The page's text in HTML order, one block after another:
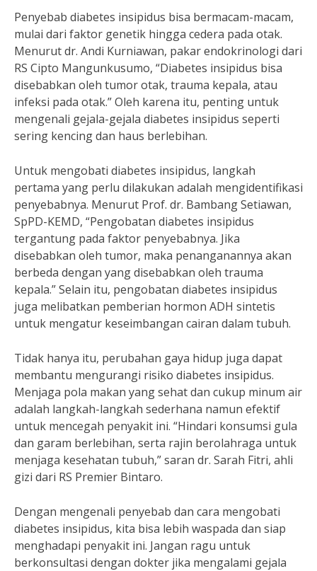
Penyebab diabetes insipidus bisa bermacam-macam,
mulai dari faktor genetik hingga cedera pada otak.
Menurut dr. Andi Kurniawan, pakar endokrinologi dari
RS Cipto Mangunkusumo, “Diabetes insipidus bisa
disebabkan oleh tumor otak, trauma kepala, atau
infeksi pada otak.” Oleh karena itu, penting untuk
mengenali gejala-gejala diabetes insipidus seperti
sering kencing dan haus berlebihan.
Untuk mengobati diabetes insipidus, langkah
pertama yang perlu dilakukan adalah mengidentifikasi
penyebabnya. Menurut Prof. dr. Bambang Setiawan,
SpPD-KEMD, “Pengobatan diabetes insipidus
tergantung pada faktor penyebabnya. Jika
disebabkan oleh tumor, maka penanganannya akan
berbeda dengan yang disebabkan oleh trauma
kepala.” Selain itu, pengobatan diabetes insipidus
juga melibatkan pemberian hormon ADH sintetis
untuk mengatur keseimbangan cairan dalam tubuh.
Tidak hanya itu, perubahan gaya hidup juga dapat
membantu mengurangi risiko diabetes insipidus.
Menjaga pola makan yang sehat dan cukup minum air
adalah langkah-langkah sederhana namun efektif
untuk mencegah penyakit ini. “Hindari konsumsi gula
dan garam berlebihan, serta rajin berolahraga untuk
menjaga kesehatan tubuh,” saran dr. Sarah Fitri, ahli
gizi dari RS Premier Bintaro.
Dengan mengenali penyebab dan cara mengobati
diabetes insipidus, kita bisa lebih waspada dan siap
menghadapi penyakit ini. Jangan ragu untuk
berkonsultasi dengan dokter jika mengalami gejala